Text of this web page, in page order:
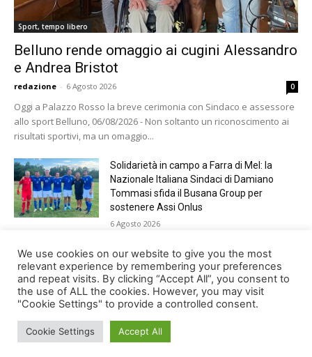
Sport, tempo libero
Belluno rende omaggio ai cugini Alessandro
e Andrea Bristot
redazione - 6 Agosto 2026 0
Oggi a Palazzo Rosso la breve cerimonia con Sindaco e assessore
allo sport Belluno, 06/08/2026 - Non soltanto un riconoscimento ai
risultati sportivi, ma un omaggio...
Solidarietà in campo a Farra di Mel: la
Nazionale Italiana Sindaci di Damiano
Tommasi sfida il Busana Group per
sostenere Assi Onlus
6 Agosto 2026
Shade, Dolcenera, Merk&Kremont,
Benji&Fede e molti altri, giovedì sera a
Jesolo con Radio Bella&Monella
5 Agosto 2026
© Newspaper WordPress Theme by TagDiv
We use cookies on our website to give you the most
relevant experience by remembering your preferences
and repeat visits. By clicking “Accept All”, you consent to
the use of ALL the cookies. However, you may visit
"Cookie Settings" to provide a controlled consent.
Cookie Settings Accept All